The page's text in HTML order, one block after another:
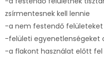
zsírmentesnek kell lennie
-a nem festendő felületeket
-felületi egyenetlenségeket
-a flakont használat előtt fel